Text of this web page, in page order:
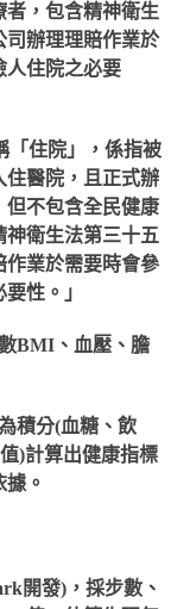
者，包含精神衛生
司辦理理賠作業於
人住院之必要
「住院」，係指被
住醫院，且正式辦
但不包含全民健康
衛生法第三十五
作業於需要時會參
性。」
BMI、血壓、膽
積分(血糖、飲
)計算出健康指標
。
開發)，採步數、